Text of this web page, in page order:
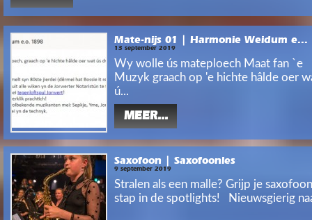
Mate-nijs 01 | Harmonie Weidum e...
13 september 2019
Wy wolle ús mateploech Maat fan `e
Muzyk graach op 'e hichte hâlde oer
ú...
MEER...
Saxofoon | Saxofoonles
9 september 2019
Stralen als een malle? Grijp je
stap in de spotlights! Nieuwsgierig